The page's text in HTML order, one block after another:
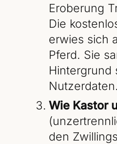
Eroberung
Die
erwies sich
Pferd. Sie
Hintergrund
Nutzerdaten.
Wie Kastor
den